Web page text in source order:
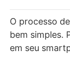
O processo
bem simples.
em seu